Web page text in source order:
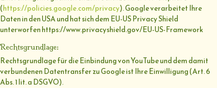
(https://policies.google.com/privacy). Google verarbeitet Ihre
Daten in den USA und hat sich dem EU-US Privacy Shield
unterworfen https://www.privacyshield.gov/EU-US-Framework
Rechtsgrundlage:
Rechtsgrundlage für die Einbindung von YouTube und dem damit
verbundenen Datentransfer zu Google ist Ihre Einwilligung (Art. 6
Abs. 1 lit. a DSGVO).